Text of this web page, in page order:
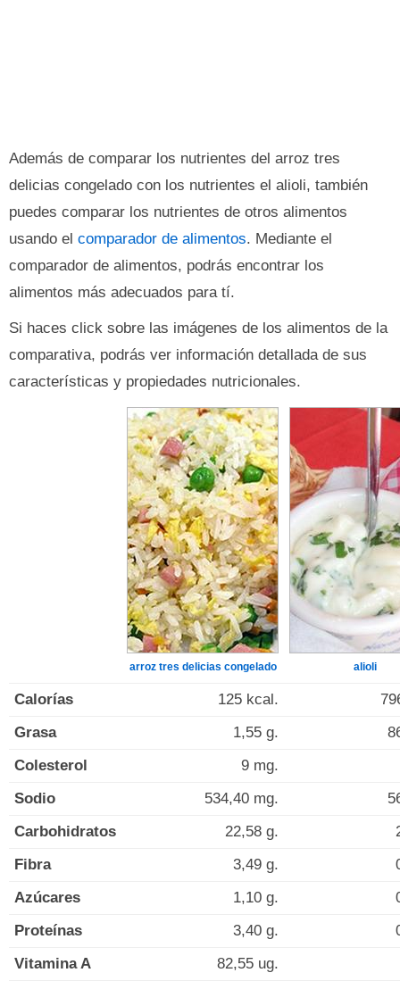
Además de comparar los nutrientes del arroz tres
delicias congelado con los nutrientes el alioli, también
puedes comparar los nutrientes de otros alimentos
usando el comparador de alimentos. Mediante el
comparador de alimentos, podrás encontrar los
alimentos más adecuados para tí.
Si haces click sobre las imágenes de los alimentos de la
comparativa, podrás ver información detallada de sus
características y propiedades nutricionales.
arroz tres delicias congelado alioli
Calorías 125 kcal.
Grasa
1,55 g.
Colesterol
9 mg.
Sodio
534,40 mg.
Carbohidratos
22,58 g.
Fibra
3,49 g.
Azúcares
1,10 g.
Proteínas
3,40 g.
Vitamina A
82,55 ug.